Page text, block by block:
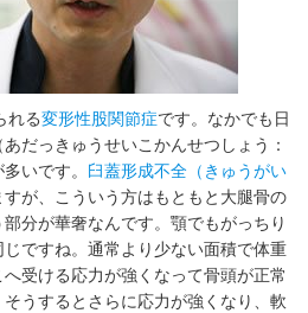
れる変形性股関節症です。なかでも日
だっきゅうせいこかんせつしょう：
いです。 臼蓋形成不全（きゅうがい
すが、こういう方はもともと大腿骨の
分が華奢なんです。顎でもがっちり
ですね。通常より少ない面積で体重
受ける応力が強くなって骨頭が正常
うするとさらに応力が強くなり、軟